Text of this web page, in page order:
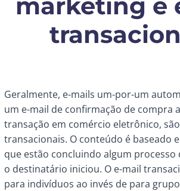
Geralmente, e-mails um-por-um
um e-mail de confirmação de compra
transação em comércio eletrônico,
transacionais. O conteúdo é baseado
que estão concluindo algum processo
o destinatário iniciou. O e-mail
para indivíduos ao invés de para